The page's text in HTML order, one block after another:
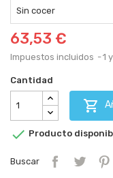
63,53 €
Impuestos incluidos 1
Cantidad

 Producto
Buscar